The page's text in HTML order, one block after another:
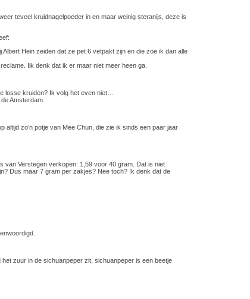
teveel kruidnagelpoeder in en maar weinig steranijs, deze is
Hein zeiden dat ze pet 6 vetpakt zijn en die zoe ik dan alle
Iik denk dat ik er maar niet meer heen ga.
losse kruiden? Ik volg het even niet…
Amsterdam.
zo’n potje van Mee Chun, die zie ik sinds een paar jaar
van Verstegen verkopen: 1,59 voor 40 gram. Dat is niet
Dus maar 7 gram per zakjes? Nee toch? Ik denk dat de
zuur in de sichuanpeper zit, sichuanpeper is een beetje